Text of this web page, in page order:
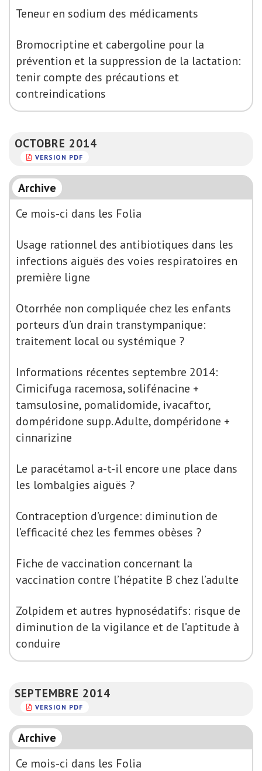
Teneur en sodium des médicaments
Bromocriptine et cabergoline pour la
prévention et la suppression de la lactation:
tenir compte des précautions et
contreindications
OCTOBRE 2014
VERSION PDF
Archive
Ce mois-ci dans les Folia
Usage rationnel des antibiotiques dans les
infections aiguës des voies respiratoires en
première ligne
Otorrhée non compliquée chez les enfants
porteurs d’un drain transtympanique:
traitement local ou systémique ?
Informations récentes septembre 2014:
Cimicifuga racemosa, solifénacine +
tamsulosine, pomalidomide, ivacaftor,
dompéridone supp. Adulte, dompéridone +
cinnarizine
Le paracétamol a-t-il encore une place dans
les lombalgies aiguës ?
Contraception d’urgence: diminution de
l’efficacité chez les femmes obèses ?
Fiche de vaccination concernant la
vaccination contre l’hépatite B chez l’adulte
Zolpidem et autres hypnosédatifs: risque de
diminution de la vigilance et de l’aptitude à
conduire
SEPTEMBRE 2014
VERSION PDF
Archive
Ce mois-ci dans les Folia